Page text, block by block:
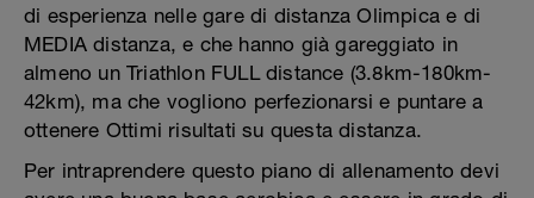
di esperienza nelle gare di distanza Olimpica e di
MEDIA distanza, e che hanno già gareggiato in
almeno un Triathlon FULL distance (3.8km-180km-
42km), ma che vogliono perfezionarsi e puntare a
ottenere Ottimi risultati su questa distanza.
Per intraprendere questo piano di allenamento devi